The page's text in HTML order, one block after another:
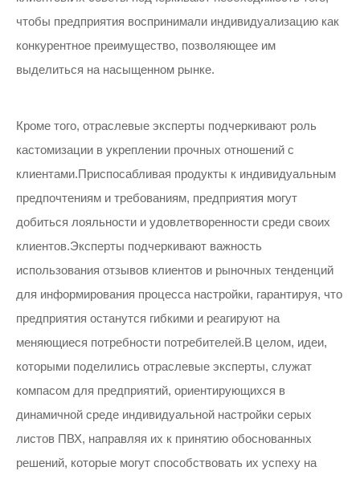
чтобы предприятия воспринимали индивидуализацию как
конкурентное преимущество, позволяющее им
выделиться на насыщенном рынке.
Кроме того, отраслевые эксперты подчеркивают роль
кастомизации в укреплении прочных отношений с
клиентами.Приспосабливая продукты к индивидуальным
предпочтениям и требованиям, предприятия могут
добиться лояльности и удовлетворенности среди своих
клиентов.Эксперты подчеркивают важность
использования отзывов клиентов и рыночных тенденций
для информирования процесса настройки, гарантируя, что
предприятия останутся гибкими и реагируют на
меняющиеся потребности потребителей.В целом, идеи,
которыми поделились отраслевые эксперты, служат
компасом для предприятий, ориентирующихся в
динамичной среде индивидуальной настройки серых
листов ПВХ, направляя их к принятию обоснованных
решений, которые могут способствовать их успеху на